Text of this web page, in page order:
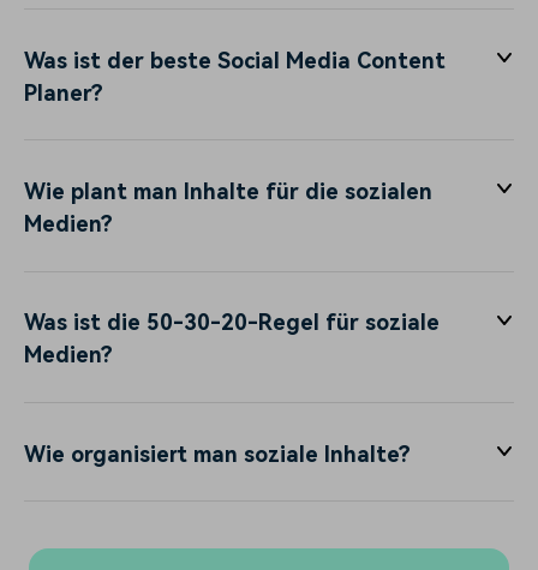
Was ist der beste Social Media Content
Planer?
Wie plant man Inhalte für die sozialen
Medien?
Was ist die 50-30-20-Regel für soziale
Medien?
Wie organisiert man soziale Inhalte?